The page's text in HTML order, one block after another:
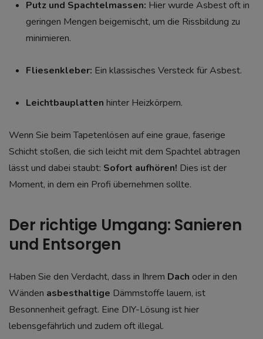
Putz und Spachtelmassen: Hier wurde Asbest oft in
geringen Mengen beigemischt, um die Rissbildung zu
minimieren.
Fliesenkleber: Ein klassisches Versteck für Asbest.
Leichtbauplatten hinter Heizkörpern.
Wenn Sie beim Tapetenlösen auf eine graue, faserige
Schicht stoßen, die sich leicht mit dem Spachtel abtragen
lässt und dabei staubt: Sofort aufhören! Dies ist der
Moment, in dem ein Profi übernehmen sollte.
Der richtige Umgang: Sanieren
und Entsorgen
Haben Sie den Verdacht, dass in Ihrem Dach oder in den
Wänden asbesthaltige Dämmstoffe lauern, ist
Besonnenheit gefragt. Eine DIY-Lösung ist hier
lebensgefährlich und zudem oft illegal.